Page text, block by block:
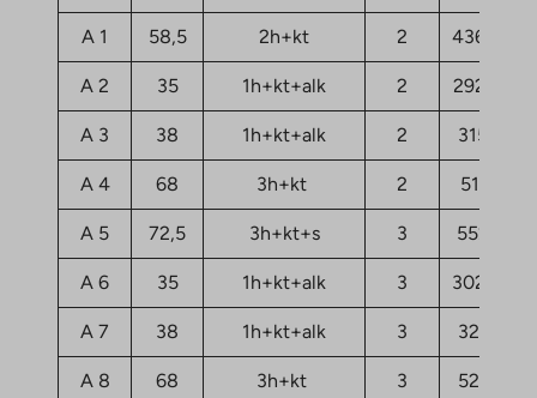
A 1 58,5 2h+kt 2 43633,82
A 2 35 1h+kt+alk 2 29275,35
A 3 38 1h+kt+alk 2 31508,9
A 4 68 3h+kt 2 51291,7
A 5 72,5 3h+kt+s 3 55200,4
A 6 35 1h+kt+alk 3 30232,59
A 7 38 1h+kt+alk 3 32545,9
A 8 68 3h+kt 3 52328,7